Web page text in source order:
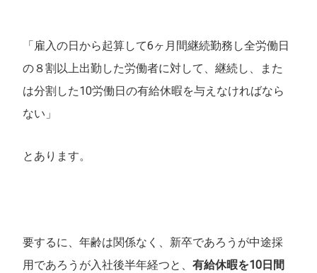
「雇入の日から起算して6ヶ月間継続勤務し全労働日
の８割以上出勤した労働者に対して、継続し、また
は分割した10労働日の有給休暇を与えなければなら
ない」
とあります。
要するに、年齢は関係なく、新卒であろうが中途採
用であろうが入社後半年経つと、有給休暇を10日間